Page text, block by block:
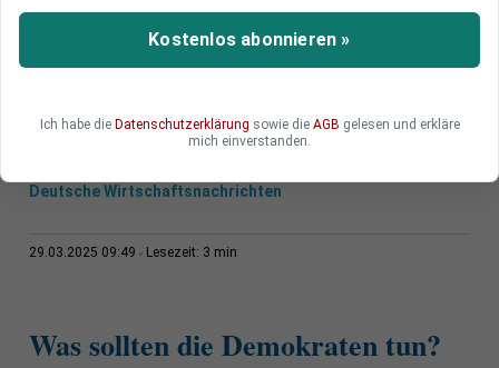
Eine Partei im Zwiespalt: Die Demokraten suchen
nach einer Strategie. Während einige sich offen
gegen Trump stellen, wollen andere konservative
Deutsche Wirtschaftsnachrichten
29.03.2025 09:49 Lesezeit: 3 min
Was sollten die Demokraten tun?
Kostenlos abonnieren »
Ich habe die Datenschutzerklärung sowie die AGB gelesen und erkläre
mich einverstanden.